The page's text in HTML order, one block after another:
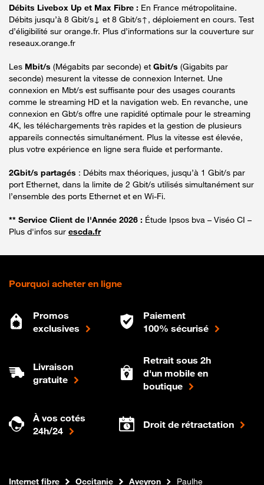
Débits Livebox Up et Max Fibre : En France métropolitaine.
Débits jusqu’à 8 Gbit/s↓ et 8 Gbit/s↑, déploiement en cours. Test
d’éligibilité sur orange.fr. Plus d’informations sur la couverture sur
reseaux.orange.fr
Les Mbit/s (Mégabits par seconde) et Gbit/s (Gigabits par
seconde) mesurent la vitesse de connexion Internet. Une
connexion en Mbt/s est suffisante pour des usages courants
comme le streaming HD et la navigation web. En revanche, une
connexion en Gbt/s offre une rapidité optimale pour le streaming
4K, les téléchargements très rapides et la gestion de plusieurs
appareils connectés simultanément. Plus la vitesse est élevée,
plus votre expérience en ligne sera fluide et performante.
2Gbit/s partagés : Débits max théoriques, jusqu’à 1 Gbit/s par
port Ethernet, dans la limite de 2 Gbit/s utilisés simultanément sur
l’ensemble des ports Ethernet et en Wi-Fi.
** Service Client de l'Année 2026 : Étude Ipsos bva – Viséo CI –
Plus d'infos sur escda.fr
Pourquoi acheter en ligne
Promos
exclusives
Paiement
100% sécurisé
Livraison
gratuite
Retrait sous 2h
d'un mobile en
boutique
À vos cotés
24h/24
Droit de rétractation
Boutique Orange
Internet fibre Occitanie Aveyron Paulhe